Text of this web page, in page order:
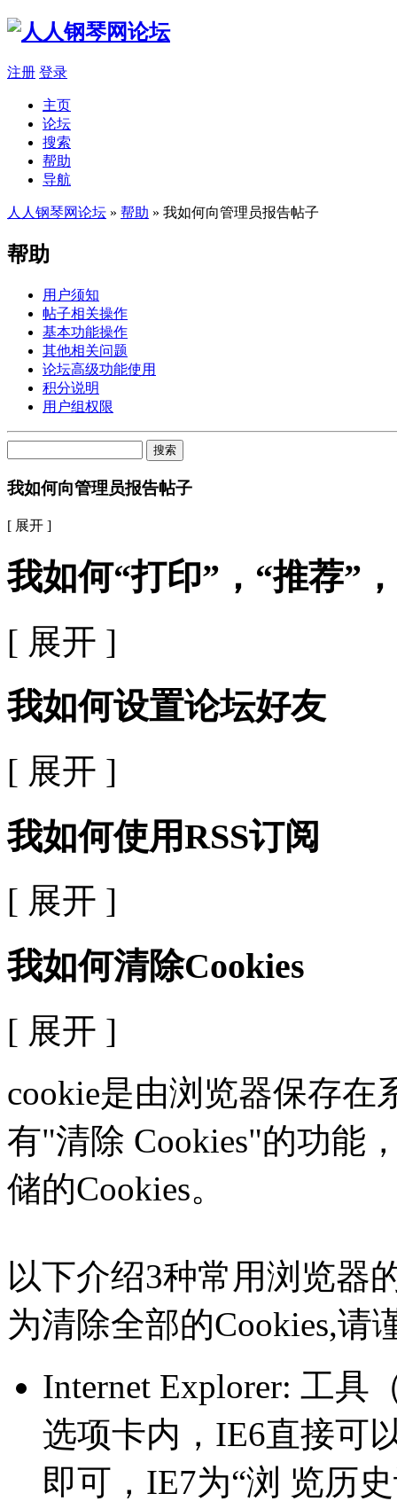
注册 登录
主页
论坛
搜索
帮助
导航
人人钢琴网论坛 » 帮助 » 我如何向管理员报告帖子
帮助
用户须知
帖子相关操作
基本功能操作
其他相关问题
论坛高级功能使用
积分说明
用户组权限
搜索
我如何向管理员报告帖子
[ 展开 ]
我如何“打印”，“推荐”
[ 展开 ]
我如何设置论坛好友
[ 展开 ]
我如何使用RSS订阅
[ 展开 ]
我如何清除Cookies
[ 展开 ]
cookie是由浏览器保存
有"清除 Cookies"的功能
储的Cookies。
以下介绍3种常用浏览器
为清除全部的Cookies,请
Internet Explorer: 工
选项卡内，IE6直接可
即可，IE7为“浏 览历